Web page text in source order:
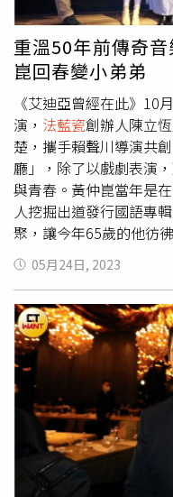
人扶輪社」所頒發，昨
戲院）舉辦第一屆社慶
團體代表及各界來賓超
來的重要成果，更頒發
視界人士。昨夜包括黃
輝、王宏恩、范姜彥豐
行人姚經玉、王師，編
日本電影學者川瀨健一
現影視界與公益團體攜
晚獲頒真善美大賞，同
也到場助祝賀。（圖／
影人扶輪社自2025年9
業與公益服務」的理念
包場活動，累計超過一
支持台灣電影產業發展
年憂鬱防治公益短片拍
除了公益服務之外，今
共同倡議成立「福爾摩
視工作者的榮譽平台，
看見。首屆福爾摩沙藝
資深演員楊貴媚，表彰
運用自身影響力投入公
座為法藍瓷
（Franz）
重溫50年前傳奇
崑回春變小弟弟
《艾迪亞曾經在此》10
演， 法藍瓷創辦人陳立
楚，攜手賴聲川導演共
廳」，除了以戲劇表演
與青春。黃仲崑當年是
人挖掘出道發行國語專
聚，讓今年65歲的他彷
長輩，在他們面前，我
東路四段，繁華喧鬧的
個未開通的泥濘荒地，
嚴時期壓抑、禁止在公
及才華的年輕人在此用
陳立恆總裁，衝著一股
亞，也因為如此遇上太
藍瓷創辦人陳立恆及中
（圖／許方正攝）逗趣
與當時坐在台下的觀眾
然大悟似地打趣：「原
著作權協會董事長吳楚
05月24日, 2023